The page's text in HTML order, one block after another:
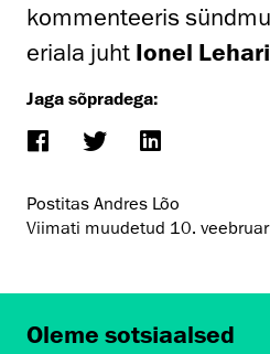
kommenteeris
eriala juht Ionel Lehari
Jaga sõpradega:
Postitas Andres Lõo
Viimati muudetud 10.
Oleme sotsiaalsed